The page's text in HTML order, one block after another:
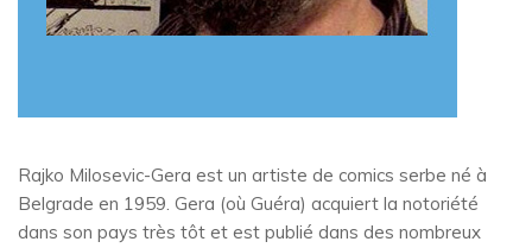
Rajko Milosevic-Gera est un artiste de comics serbe né à
Belgrade en 1959. Gera (où Guéra) acquiert la notoriété
dans son pays très tôt et est publié dans des nombreux